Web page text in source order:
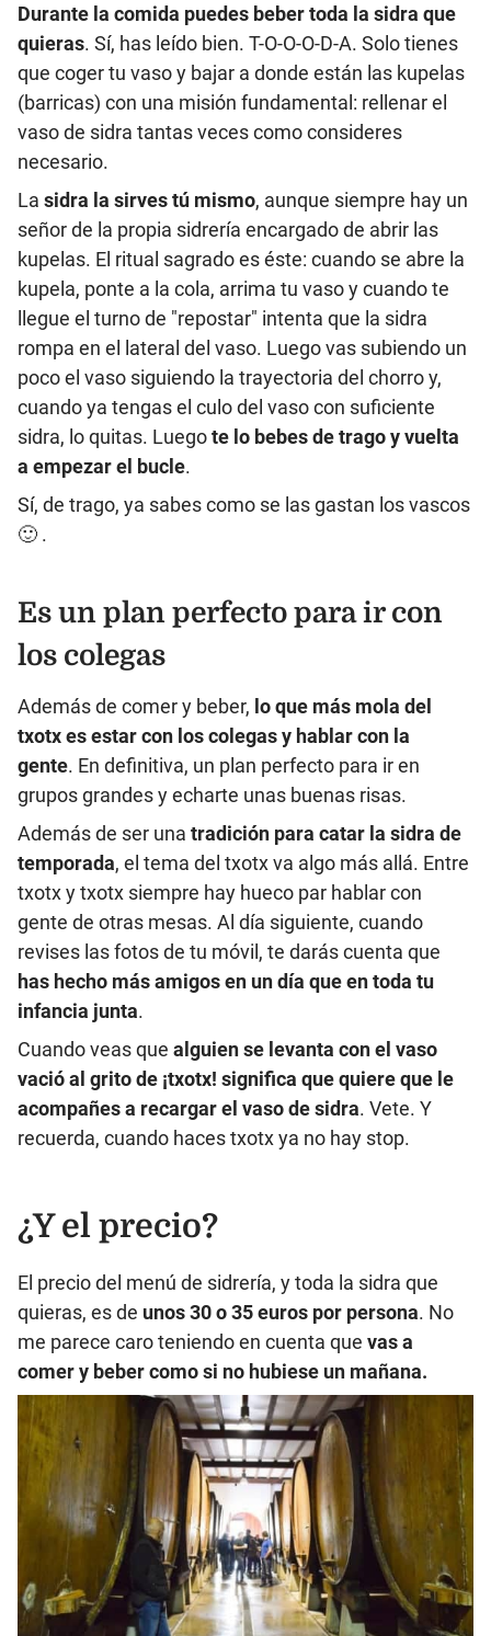
Durante la comida puedes beber toda la sidra que
quieras. Sí, has leído bien. T-O-O-O-D-A. Solo tienes
que coger tu vaso y bajar a donde están las kupelas
(barricas) con una misión fundamental: rellenar el
vaso de sidra tantas veces como consideres
necesario.
La sidra la sirves tú mismo, aunque siempre hay un
señor de la propia sidrería encargado de abrir las
kupelas. El ritual sagrado es éste: cuando se abre la
kupela, ponte a la cola, arrima tu vaso y cuando te
llegue el turno de "repostar" intenta que la sidra
rompa en el lateral del vaso. Luego vas subiendo un
poco el vaso siguiendo la trayectoria del chorro y,
cuando ya tengas el culo del vaso con suficiente
sidra, lo quitas. Luegote lo bebes de trago y vuelta
a empezar el bucle.
Sí, de trago, ya sabes como se las gastan los vascos
🙂 .
Es un plan perfecto para ir con
los colegas
Además de comer y beber, lo que más mola del
txotx es estar con los colegas y hablar con la
gente. En definitiva, un plan perfecto para ir en
grupos grandes y echarte unas buenas risas.
Además de ser una tradición para catar la sidra de
temporada, el tema del txotx va algo más allá. Entre
txotx y txotx siempre hay hueco par hablar con
gente de otras mesas. Al día siguiente, cuando
revises las fotos de tu móvil, te darás cuenta que
has hecho más amigos en un día que en toda tu
infancia junta.
Cuando veas que alguien se levanta con el vaso
vació al grito de ¡txotx! significa que quiere que le
acompañes a recargar el vaso de sidra. Vete. Y
recuerda, cuando haces txotx ya no hay stop.
¿Y el precio?
El precio del menú de sidrería, y toda la sidra que
quieras, es de unos 30 o 35 euros por persona. No
me parece caro teniendo en cuenta que vas a
comer y beber como si no hubiese un mañana.